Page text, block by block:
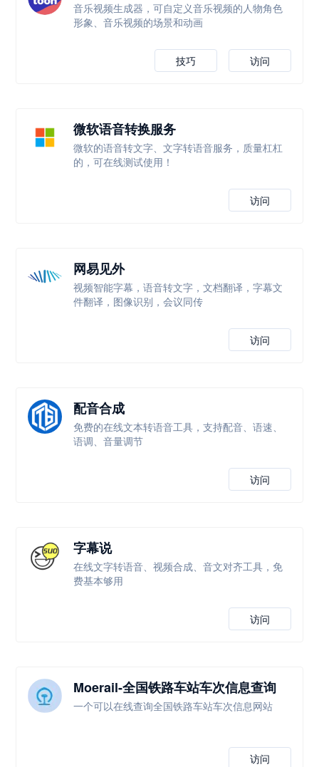
音乐视频生成器，可自定义音乐视频的人物角色
形象、音乐视频的场景和动画
访问
技巧
微软语音转换服务
微软的语音转文字、文字转语音服务，质量杠杠
的，可在线测试使用！
访问
网易见外
视频智能字幕，语音转文字，文档翻译，字幕文
件翻译，图像识别，会议同传
访问
配音合成
免费的在线文本转语音工具，支持配音、语速、
语调、音量调节
访问
字幕说
在线文字转语音、视频合成、音文对齐工具，免
费基本够用
访问
Moerail-全国铁路车站车次信息查询
一个可以在线查询全国铁路车站车次信息网站
访问